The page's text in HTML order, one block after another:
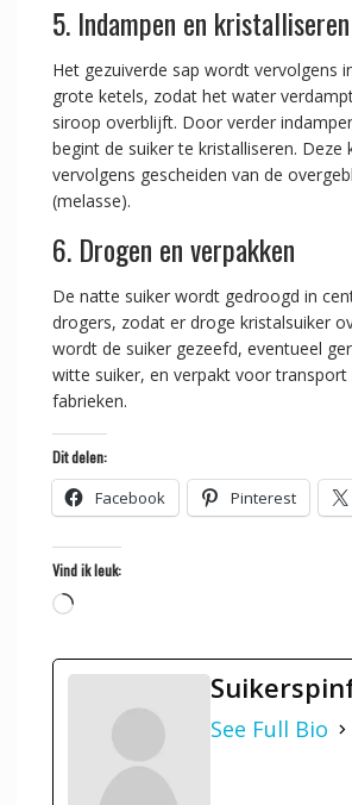
5. Indampen en kristalliseren
Het gezuiverde sap wordt vervolgens
grote ketels, zodat het water
siroop overblijft. Door verder
begint de suiker te kristalliseren. Deze
vervolgens gescheiden van de
(melasse).
6. Drogen en verpakken
De natte suiker wordt gedroogd in
drogers, zodat er droge kristalsuiker
wordt de suiker gezeefd, eventueel
witte suiker, en verpakt voor transport
fabrieken.
Dit delen:
Facebook Pinterest
Vind ik leuk:
Aan
laden...
See Full Bio